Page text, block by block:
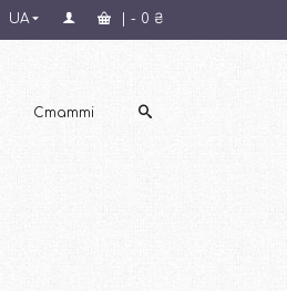
UA - 0 ₴
Статті